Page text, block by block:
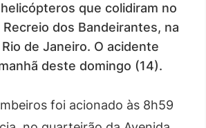
que colidiram no
dos Bandeirantes, na
de Janeiro. O acidente
deste domingo (14).
foi acionado às 8h59